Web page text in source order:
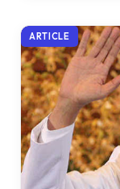
ARTICLE